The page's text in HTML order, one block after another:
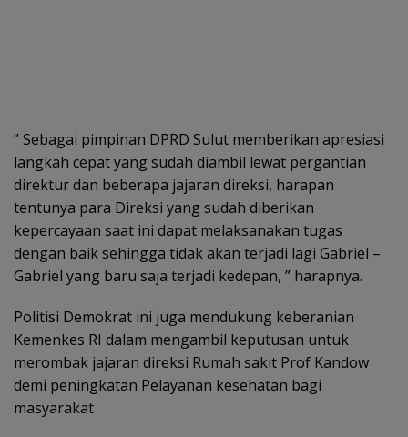
” Sebagai pimpinan DPRD Sulut memberikan apresiasi
langkah cepat yang sudah diambil lewat pergantian
direktur dan beberapa jajaran direksi, harapan
tentunya para Direksi yang sudah diberikan
kepercayaan saat ini dapat melaksanakan tugas
dengan baik sehingga tidak akan terjadi lagi Gabriel –
Gabriel yang baru saja terjadi kedepan, ” harapnya.
Politisi Demokrat ini juga mendukung keberanian
Kemenkes RI dalam mengambil keputusan untuk
merombak jajaran direksi Rumah sakit Prof Kandow
demi peningkatan Pelayanan kesehatan bagi
masyarakat